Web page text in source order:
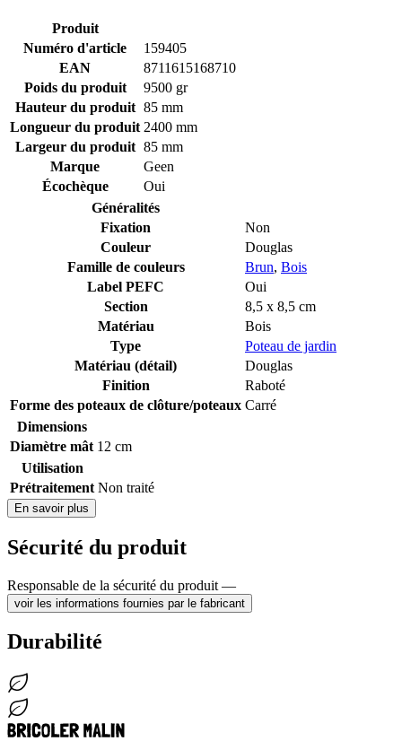
Produit
Numéro d'article
159405
EAN
8711615168710
Poids du produit
9500 gr
Hauteur du produit 85 mm
Longueur du produit 2400 mm
Largeur du produit 85 mm
Marque
Geen
Écochèque
Oui
Généralités
Fixation
Non
Couleur
Douglas
Famille de couleurs
Brun, Bois
Label PEFC
Oui
Section
8,5 x 8,5 cm
Matériau
Bois
Type
Poteau de jardin
Matériau (détail)
Douglas
Finition
Raboté
Forme des poteaux de clôture/poteaux Carré
Dimensions
Diamètre mât 12 cm
Utilisation
Prétraitement Non traité
En savoir plus
Sécurité du produit
Responsable de la sécurité du produit —
voir les informations fournies par le fabricant
Durabilité